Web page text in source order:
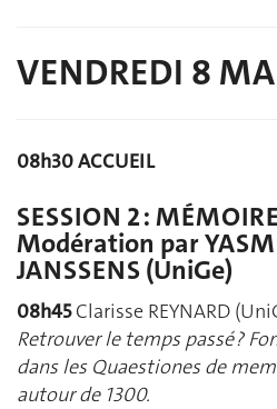
VENDREDI 8
08h30 ACCUEIL
SESSION 2 :
Modération par
JANSSENS (UniGe)
08h45Clarisse REYNARD
Retrouver le temps passé ?
dans les Quaestiones de
autour de 1300.